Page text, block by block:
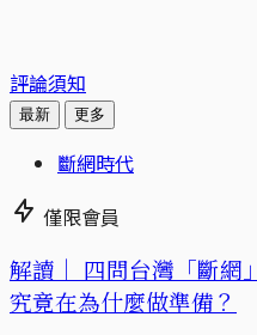
評論須知
最新 更多
斷網時代
僅限會員
解讀｜ 四問台灣「斷網
究竟在為什麼做準備？